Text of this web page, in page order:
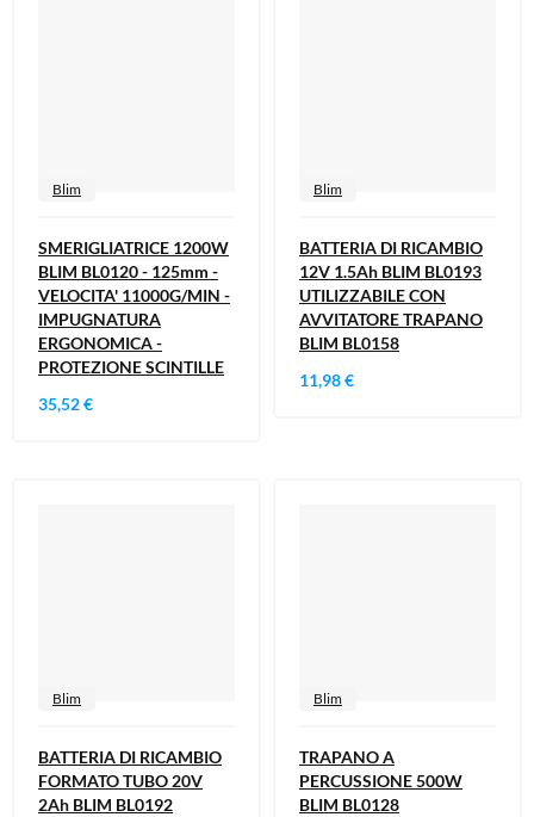
Blim
SMERIGLIATRICE 1200W
BLIM BL0120 - 125mm -
VELOCITA' 11000G/MIN -
IMPUGNATURA
ERGONOMICA -
PROTEZIONE SCINTILLE
35,52 €
Blim
BATTERIA DI RICAMBIO
12V 1.5Ah BLIM BL0193
UTILIZZABILE CON
AVVITATORE TRAPANO
BLIM BL0158
11,98 €
Blim
BATTERIA DI RICAMBIO
FORMATO TUBO 20V
2Ah BLIM BL0192
Blim
TRAPANO A
PERCUSSIONE 500W
BLIM BL0128